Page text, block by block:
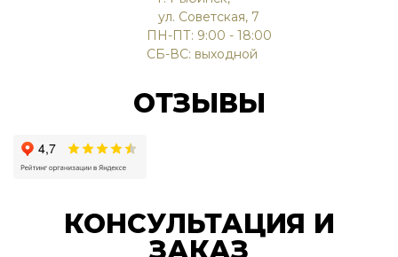
ул. Советская, 7
ПН-ПТ: 9:00 - 18:00
СБ-ВС: выходной
ОТЗЫВЫ
КОНСУЛЬТАЦИЯ И
ЗАКАЗ